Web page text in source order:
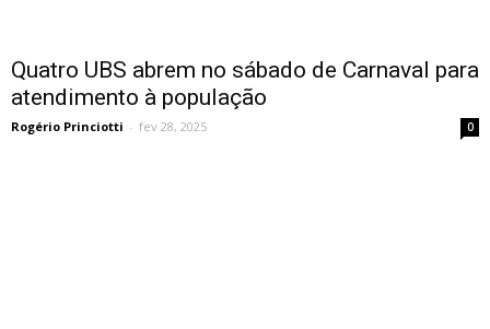
Quatro UBS abrem no sábado de Carnaval para
atendimento à população
Rogério Princiotti - fev 28, 2025 0